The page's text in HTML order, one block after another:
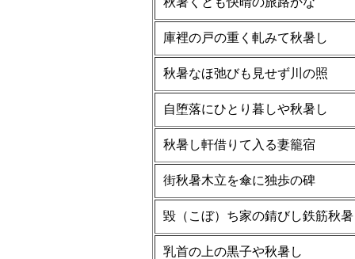
庫裡の戸の重く軋みて秋暑し
秋暑なほ弛びも見せず川の照
自堕落にひとり暮しや秋暑し
秋暑し軒借りて入る妻籠宿
街秋暑木立を傘に独歩の碑
毀（こぼ）ち家の錆びし鉄筋秋
乳首の上の黒子や秋暑し